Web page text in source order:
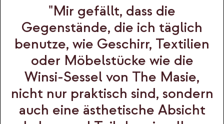
"Mir gefällt, dass die
Gegenstände, die ich täglich
benutze, wie Geschirr, Textilien
oder Möbelstücke wie die
Winsi-Sessel von The Masie,
nicht nur praktisch sind, sondern
auch eine ästhetische Absicht